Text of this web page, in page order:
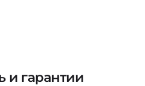
и гарантии